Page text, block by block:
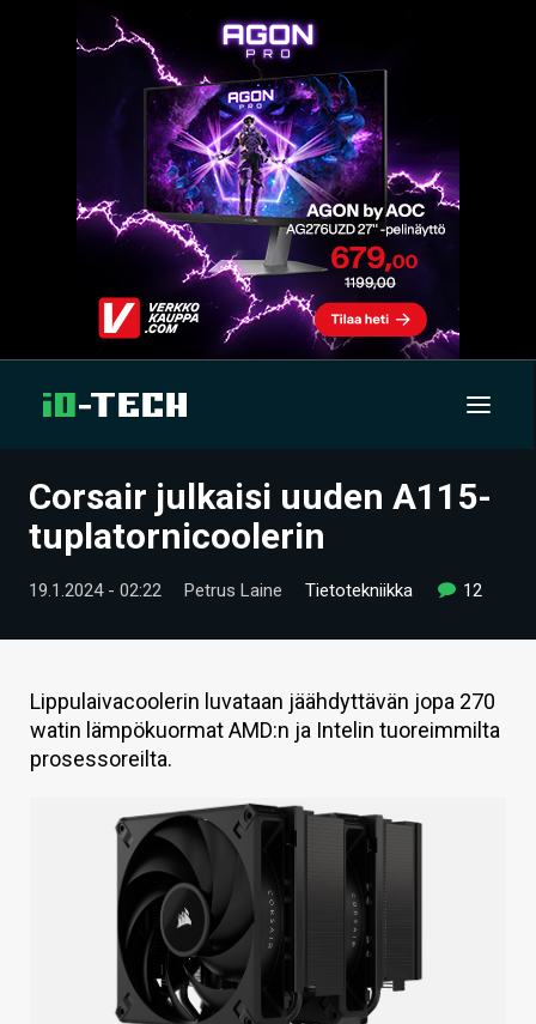
UUTISET
TIETOA
HINTA.FI
VAIHDA TEEMA
Corsair julkaisi uuden A115-
tuplatornicoolerin
19.1.2024 - 02:22 Petrus Laine Tietotekniikka 12
Lippulaivacoolerin luvataan jäähdyttävän jopa 270
watin lämpökuormat AMD:n ja Intelin tuoreimmilta
prosessoreilta.